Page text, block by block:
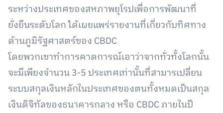
ระหว่างประเทศของสหภาพยุโรปเพื่อการพัฒนาที่
ยั่งยืนระดับโลก ได้เผยแพร่รายงานที่เกี่ยวกับทิศทาง
ด้านภูมิรัฐศาสตร์ของ CBDC
โดยพวกเขาทำการคาดการณ์เอาว่าจากทั่วทั้งโลกนั้น
จะมีเพียงจำนวน 3-5 ประเทศเท่านั้นที่สามารเปลี่ยน
ระบบสกุลเงินหลักในประเทศของตนทั้งหมดเป็นสกุล
เงินดิจิทัลของธนาคารกลาง หรือ CBDC ภายในปี